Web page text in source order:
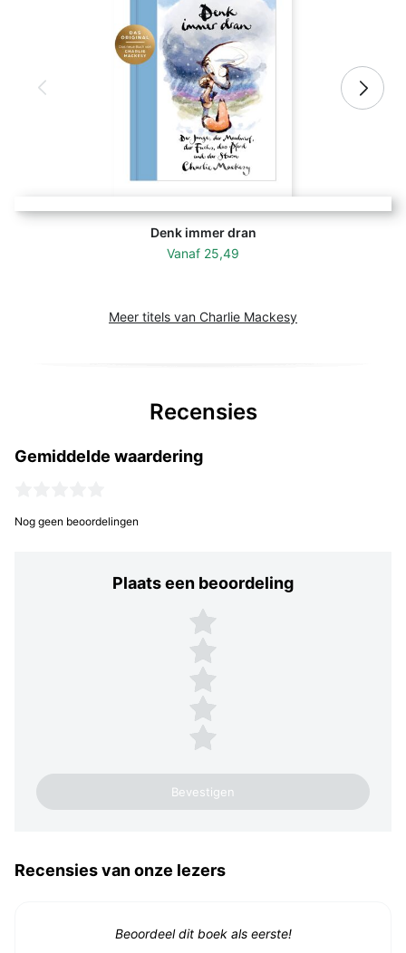
Denk immer dran
Vanaf 25,49
Meer titels van Charlie Mackesy
Recensies
Gemiddelde waardering
Nog geen beoordelingen
Plaats een beoordeling
Plaats een beoordeling
5 sterren
4 sterren
3 sterren
2 sterren
1 ster
Recensies van onze lezers
Beoordeel dit boek als eerste!